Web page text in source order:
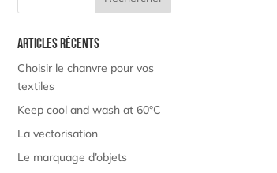
Articles récents
Choisir le chanvre pour vos
textiles
Keep cool and wash at 60°C
La vectorisation
Le marquage d’objets